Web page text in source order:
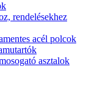
rendelésekhez
acél polcok
asztalok